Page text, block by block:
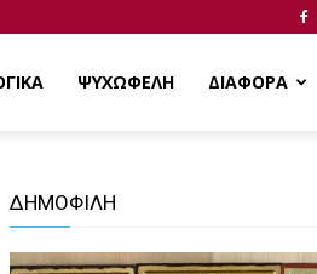
ΨΥΧΩΦΕΛΗ ΔΙΑΦΟΡΑ
ΔΗΜΟΦΙΛΗ